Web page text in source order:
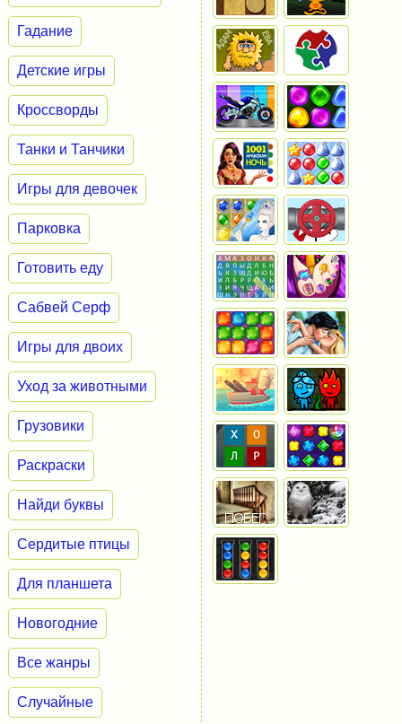
Гадание
Детские игры
Кроссворды
Танки и Танчики
Игры для девочек
Парковка
Готовить еду
Сабвей Серф
Игры для двоих
Уход за животными
Грузовики
Раскраски
Найди буквы
Сердитые птицы
Для планшета
Новогодние
Все жанры
Случайные